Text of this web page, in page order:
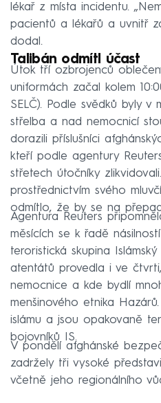
lékař z místa incidentu.
pacientů a lékařů a uvnitř
dodal.
Talibán odmítl účast
Útok tří ozbrojenců
uniformách začal kolem
SELČ). Podle svědků byly
střelba a nad nemocnicí
dorazili příslušníci
kteří podle agentury
střetech útočníky
prostřednictvím svého
odmítlo, že by se na
Agentura Reuters
měsících se k řadě
teroristická skupina
atentátů provedla i ve
nemocnice a kde bydlí
menšinového etnika
islámu a jsou opakovaně
bojovníků IS.
V pondělí afghánské
zadržely tři vysoké
včetně jeho regionálního